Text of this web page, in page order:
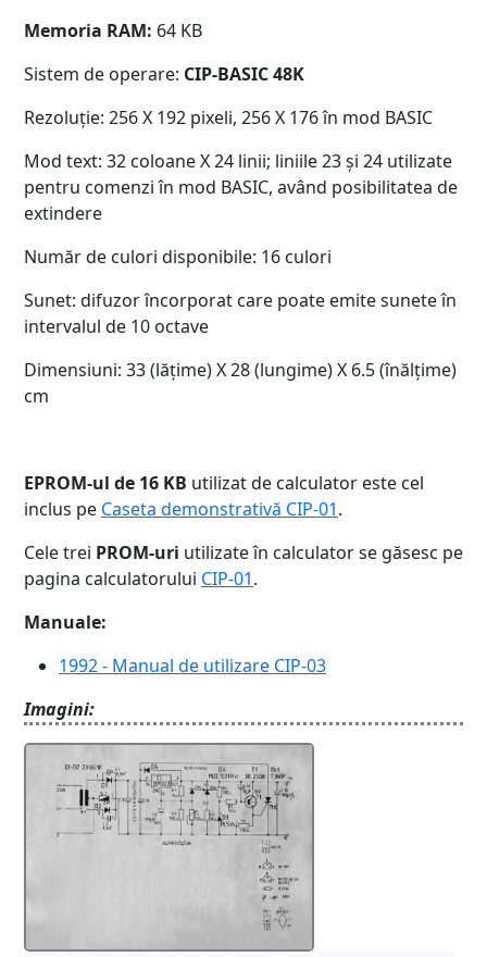
Memoria RAM: 64 KB
Sistem de operare: CIP-BASIC 48K
Rezoluție: 256 X 192 pixeli, 256 X 176 în mod BASIC
Mod text: 32 coloane X 24 linii; liniile 23 și 24 utilizate
pentru comenzi în mod BASIC, având posibilitatea de
extindere
Număr de culori disponibile: 16 culori
Sunet: difuzor încorporat care poate emite sunete în
intervalul de 10 octave
Dimensiuni: 33 (lățime) X 28 (lungime) X 6.5 (înălțime)
cm
EPROM-ul de 16 KB utilizat de calculator este cel
inclus pe Caseta demonstrativă CIP-01.
Cele trei PROM-uri utilizate în calculator se găsesc pe
pagina calculatorului CIP-01.
Manuale:
1992 - Manual de utilizare CIP-03
Imagini: